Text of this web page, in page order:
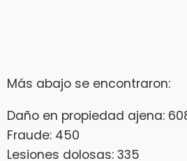
Más abajo se encontraron:
Daño en propiedad ajena:
Fraude: 450
Lesiones dolosas: 335